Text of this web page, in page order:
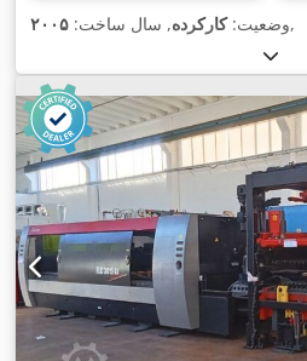
وضعیت:کارکرده, سال ساخت: ۲۰۰۵ ,